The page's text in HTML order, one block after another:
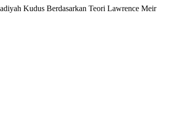
Kudus Berdasarkan Teori Lawrence Meir